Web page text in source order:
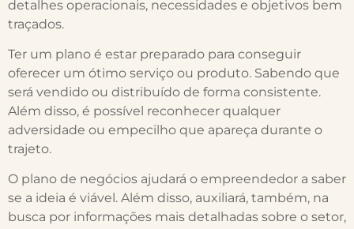
detalhes operacionais, necessidades e objetivos bem
traçados.
Ter um plano é estar preparado para conseguir
oferecer um ótimo serviço ou produto. Sabendo que
será vendido ou distribuído de forma consistente.
Além disso, é possível reconhecer qualquer
adversidade ou empecilho que apareça durante o
trajeto.
O plano de negócios ajudará o empreendedor a saber
se a ideia é viável. Além disso, auxiliará, também, na
busca por informações mais detalhadas sobre o setor,